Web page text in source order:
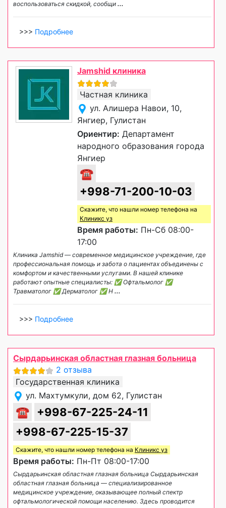
воспользоваться скидкой, сообщи ...
>>> Подробнее
Jamshid клиника
Частная клиника
ул. Алишера Навои, 10,
Янгиер, Гулистан
Ориентир: Департамент
народного образования города
Янгиер
☎
+998-71-200-10-03
Скажите, что нашли номер телефона на
Клиникс уз
Время работы: Пн-Сб 08:00-
17:00
Клиника Jamshid — современное медицинское учреждение, где
профессиональная помощь и забота о пациентах объединены с
комфортом и качественными услугами. В нашей клинике
работают опытные специалисты: ✅ Офтальмолог ✅
Травматолог ✅ Дерматолог ✅ Н ...
>>> Подробнее
Сырдарьинская областная глазная больница
2 отзыва
Государственная клиника
ул. Махтумкули, дом 62, Гулистан
☎
+998-67-225-24-11
+998-67-225-15-37
Скажите, что нашли номер телефона на Клиникс уз
Время работы: Пн-Пт 08:00-17:00
Сырдарьинская областная глазная больница Сырдарьинская
областная глазная больница — специализированное
медицинское учреждение, оказывающее полный спектр
офтальмологической помощи населению. Здесь проводится